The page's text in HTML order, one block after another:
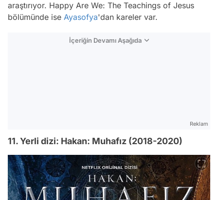
araştırıyor. Happy Are We: The Teachings of Jesus
bölümünde ise Ayasofya'dan kareler var.
İçeriğin Devamı Aşağıda
Reklam
11. Yerli dizi: Hakan: Muhafız (2018-2020)